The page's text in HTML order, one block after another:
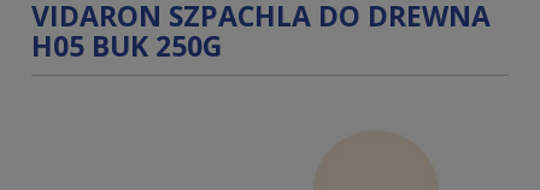
VIDARON SZPACHLA DO DREWNA
H05 BUK 250G